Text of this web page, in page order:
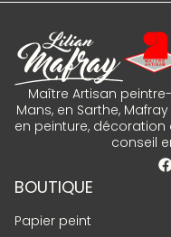
Maître Artisan
Mans, en Sarthe,
en peinture, décoration
conseil
BOUTIQUE
Papier peint